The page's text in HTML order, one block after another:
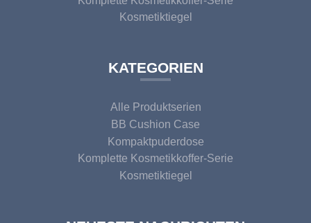
Kosmetiktiegel
KATEGORIEN
Alle Produktserien
BB Cushion Case
Kompaktpuderdose
Komplette Kosmetikkoffer-Serie
Kosmetiktiegel